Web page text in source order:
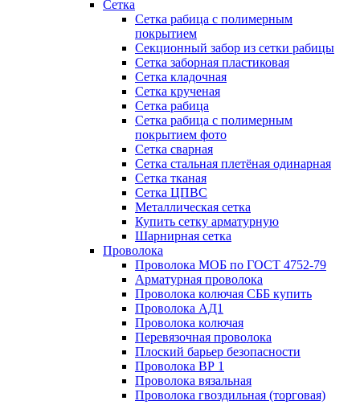
Сетка
Сетка рабица с полимерным
покрытием
Секционный забор из сетки рабицы
Сетка заборная пластиковая
Сетка кладочная
Сетка крученая
Сетка рабица
Сетка рабица с полимерным
покрытием фото
Сетка сварная
Сетка стальная плетёная одинарная
Сетка тканая
Сетка ЦПВС
Металлическая сетка
Купить сетку арматурную
Шарнирная сетка
Проволока
Проволока МОБ по ГОСТ 4752-79
Арматурная проволока
Проволока колючая СББ купить
Проволока АД1
Проволока колючая
Перевязочная проволока
Плоский барьер безопасности
Проволока ВР 1
Проволока вязальная
Проволока гвоздильная (торговая)